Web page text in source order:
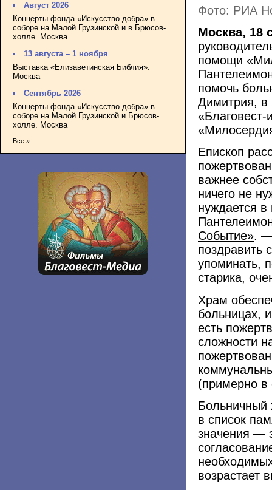
Август 2026
Концерты фонда «Искусство добра» в
соборе на Малой Грузинской и в Брюсов-
холле. Москва
13 августа – 1 ноября
Выставка «Елизаветинская Библия».
Москва
Сентябрь 2026
Концерты фонда «Искусство добра» в
соборе на Малой Грузинской и Брюсов-
холле. Москва
Все »
Фото: РИА
Москва, 18
помощи
помочь
Димитрия, в
Епископ
важнее
ничего не
нуждается
Событие». —
поздравить
упоминать,
старика,
Храм
больницах,
есть
сложности
(примерно в
Больничный
в список
значения —
возрастает